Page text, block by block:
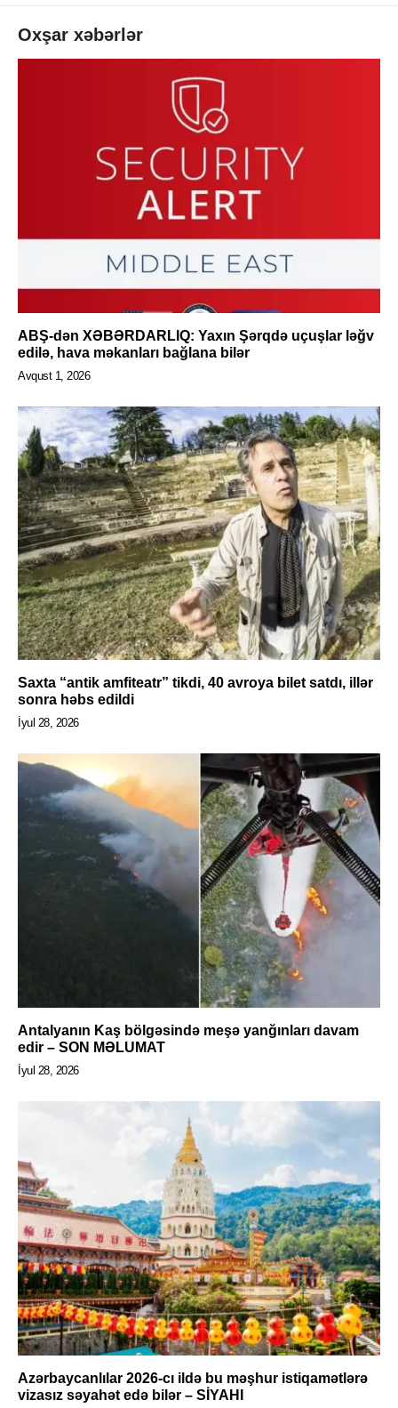
Oxşar xəbərlər
ABŞ-dən XƏBƏRDARLIQ: Yaxın Şərqdə uçuşlar ləğv
edilə, hava məkanları bağlana bilər
Avqust 1, 2026
Saxta “antik amfiteatr” tikdi, 40 avroya bilet satdı, illər
sonra həbs edildi
İyul 28, 2026
Antalyanın Kaş bölgəsində meşə yanğınları davam
edir – SON MƏLUMAT
İyul 28, 2026
Azərbaycanlılar 2026-cı ildə bu məşhur istiqamətlərə
vizasız səyahət edə bilər – SİYAHI